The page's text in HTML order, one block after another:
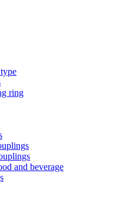
ring
and beverage